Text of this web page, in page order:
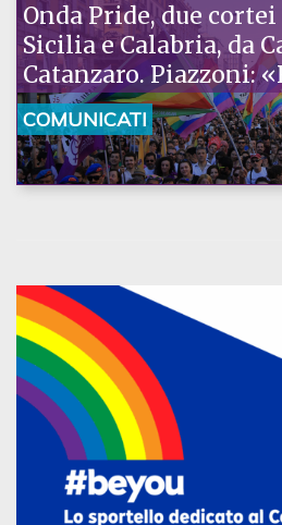
Onda Pride, due
Sicilia e Calabria, da
Catanzaro. Piazzoni:
la nostra ostinazione»
COMUNICATI